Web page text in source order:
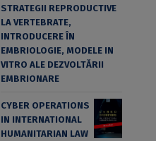
STRATEGII REPRODUCTIVE
LA VERTEBRATE,
INTRODUCERE ÎN
EMBRIOLOGIE, MODELE IN
VITRO ALE DEZVOLTĂRII
EMBRIONARE
CYBER OPERATIONS
IN INTERNATIONAL
HUMANITARIAN LAW